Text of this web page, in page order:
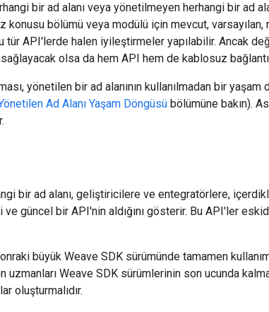
bir ad alanı veya yönetilmeyen herhangi bir ad
konusu bölümü veya modülü için mevcut, varsayılan,
API'lerde halen iyileştirmeler yapılabilir. Ancak
olsa da hem API hem de kablosuz
yönetilen bir ad alanının kullanılmadan bir
Ad Alanı Yaşam Döngüsü bölümüne bakın).
bir ad alanı, geliştiricilere ve entegratörlere,
ve güncel bir API'nin aldığını gösterir. Bu API'ler
büyük Weave SDK sürümünde tamamen
Weave SDK sürümlerinin son ucunda
oluşturmalıdır.